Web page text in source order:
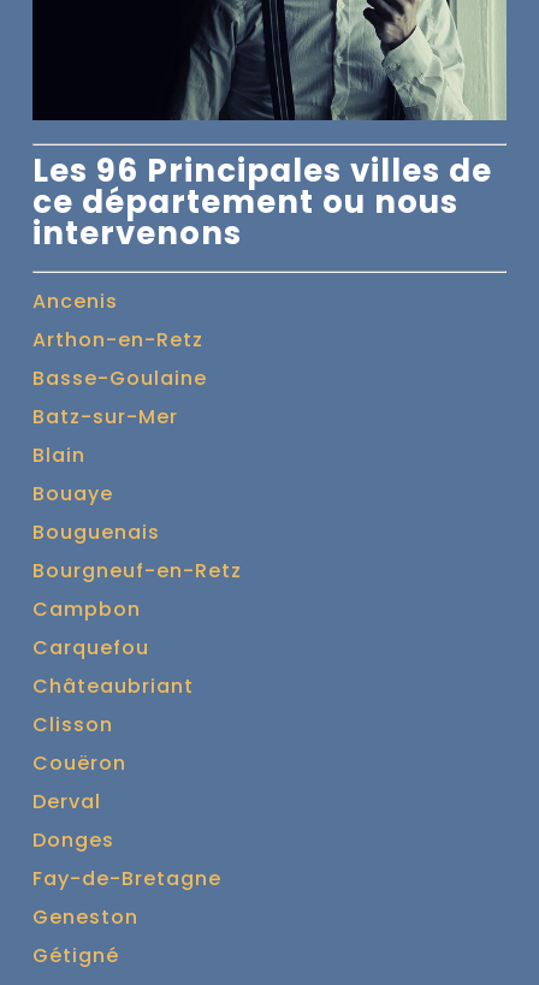
Les 96 Principales villes de
ce département ou nous
intervenons
Ancenis
Arthon-en-Retz
Basse-Goulaine
Batz-sur-Mer
Blain
Bouaye
Bouguenais
Bourgneuf-en-Retz
Campbon
Carquefou
Châteaubriant
Clisson
Couëron
Derval
Donges
Fay-de-Bretagne
Geneston
Gétigné